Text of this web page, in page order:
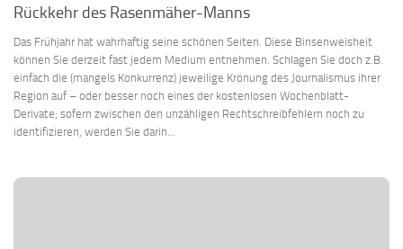
Rückkehr des Rasenmäher-Manns
Das Frühjahr hat wahrhaftig seine schönen Seiten. Diese Binsenweisheit
können Sie derzeit fast jedem Medium entnehmen. Schlagen Sie doch z.B.
einfach die (mangels Konkurrenz) jeweilige Krönung des Journalismus ihrer
Region auf – oder besser noch eines der kostenlosen Wochenblatt-
Derivate; sofern zwischen den unzähligen Rechtschreibfehlern noch zu
identifizieren, werden Sie darin...